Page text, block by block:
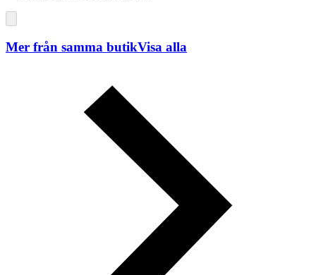
Mer från samma butikVisa alla